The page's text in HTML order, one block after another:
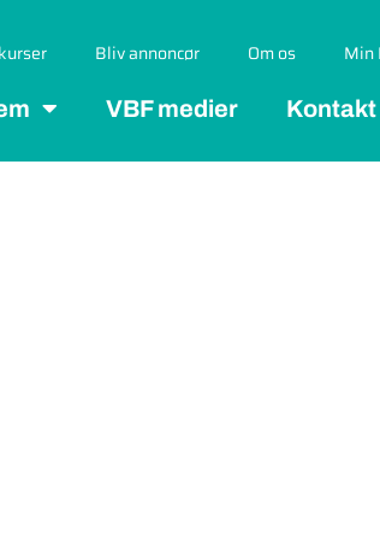
Bliv annoncør Om os Min
VBF medier Kontakt